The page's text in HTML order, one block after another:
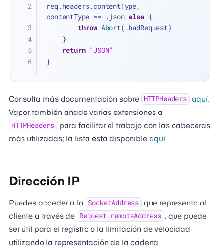
req.headers.contentType,
contentType == .json else {
throw Abort(.badRequest)
    }
return "JSON"
}
Consulta más documentación sobre HTTPHeaders aquí.
Vapor también añade varias extensiones a
HTTPHeaders
para facilitar el trabajo con las cabeceras
más utilizadas; la lista está disponible aquí
Dirección IP
Puedes acceder a la SocketAddress que representa al
cliente a través de Request.remoteAddress , que puede
ser útil para el registro o la limitación de velocidad
utilizando la representación de la cadena